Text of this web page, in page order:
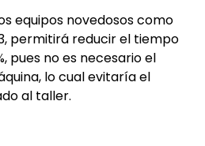
equipos novedosos como
permitirá reducir el tiempo
pues no es necesario el
lo cual evitaría el
al taller.